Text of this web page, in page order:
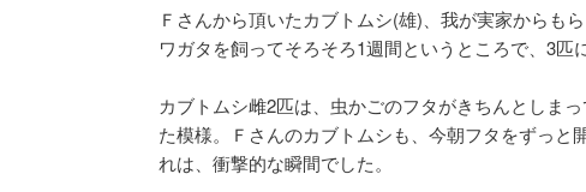
Ｆさんから頂いたカブトムシ(雄)、我が実家からも
ワガタを飼ってそろそろ1週間というところで、3匹
カブトムシ雌2匹は、虫かごのフタがきちんとしま
た模様。Ｆさんのカブトムシも、今朝フタをずっと
れは、衝撃的な瞬間でした。